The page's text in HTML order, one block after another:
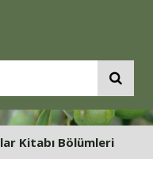
Kitabı Bölümleri